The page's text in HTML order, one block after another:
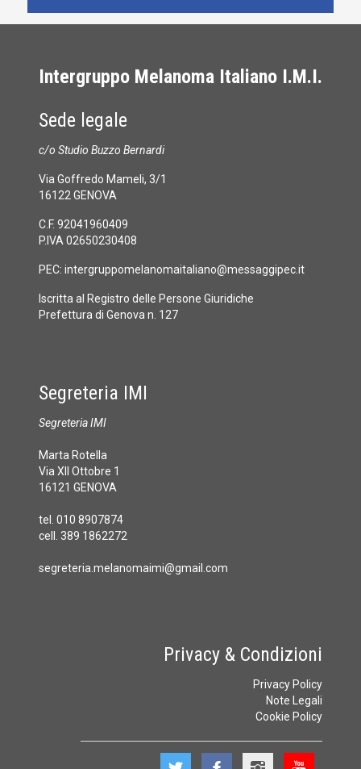
Intergruppo Melanoma Italiano I.M.I.
Sede legale
c/o Studio Buzzo Bernardi
Via Goffredo Mameli, 3/1
16122 GENOVA
C.F. 92041960409
P.IVA 02650230408
PEC: intergruppomelanomaitaliano@messaggipec.it
Iscritta al Registro delle Persone Giuridiche
Prefettura di Genova n. 127
Segreteria IMI
Segreteria IMI
Marta Rotella
Via XII Ottobre 1
16121 GENOVA
tel. 010 8907874
cell. 389 1862272
segreteria.melanomaimi@gmail.com
Privacy & Condizioni
Privacy Policy
Note Legali
Cookie Policy